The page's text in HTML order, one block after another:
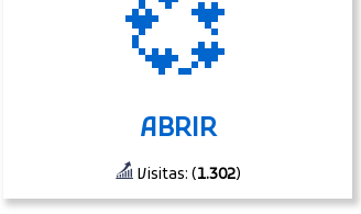
💞
ABRIR
Visitas: (1.302)